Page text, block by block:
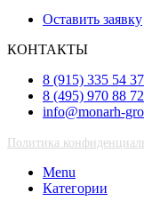
Оставить заявку
КОНТАКТЫ
8 (915) 335 54 37
8 (495) 970 88 72
info@monarh-
Политика
Menu
Категории